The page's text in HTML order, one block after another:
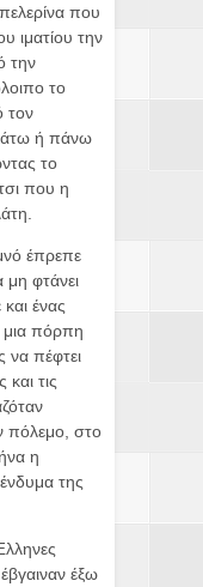
που
ιματίου την
την
το
τον
ή πάνω
το
που η
έπρεπε
μη φτάνει
ένας
μια πόρπη
να πέφτει
τις
πόλεμο, στο
η
της
έξω